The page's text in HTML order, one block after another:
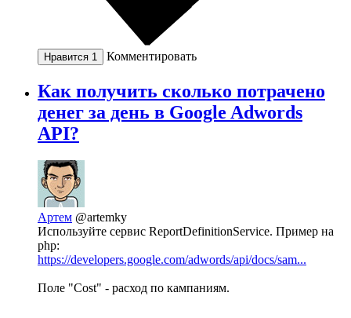
Нравится 1 Комментировать
Как получить сколько потрачено
денег за день в Google Adwords
API?
Артем @artemky
Используйте сервис ReportDefinitionService. Пример на
php:
https://developers.google.com/adwords/api/docs/sam...
Поле "Cost" - расход по кампаниям.